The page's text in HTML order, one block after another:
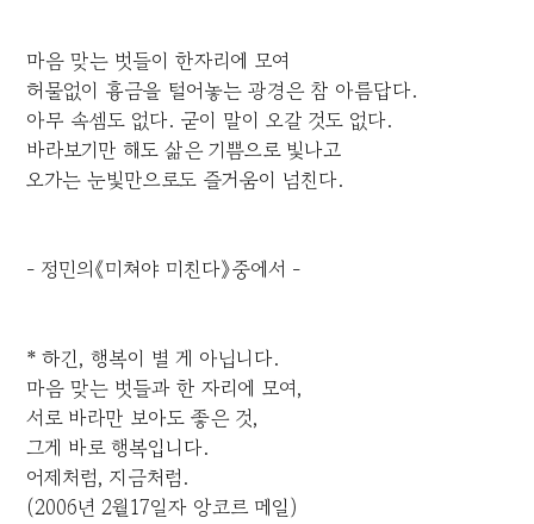
마음 맞는 벗들이 한자리에 모여
허물없이 흉금을 털어놓는 광경은 참 아름답다.
아무 속셈도 없다. 굳이 말이 오갈 것도 없다.
바라보기만 해도 삶은 기쁨으로 빛나고
오가는 눈빛만으로도 즐거움이 넘친다.
- 정민의《미쳐야 미친다》중에서 -
* 하긴, 행복이 별 게 아닙니다.
마음 맞는 벗들과 한 자리에 모여,
서로 바라만 보아도 좋은 것,
그게 바로 행복입니다.
어제처럼, 지금처럼.
(2006년 2월17일자 앙코르 메일)